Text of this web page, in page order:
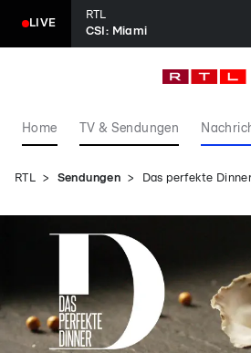
LIVE
RTL
CSI: Miami
Home TV & Sendungen
RTL Sendungen Das perfekte